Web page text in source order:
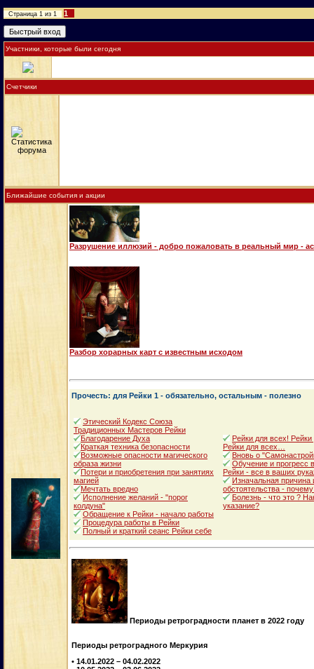
Страница 1 из 1 1
Участники, которые были сегодня
Счетчики
Ближайшие события и акции
Разрушение иллюзий - добро пожаловать в реальный мир -
Разбор хорарных карт с известным исходом
Прочесть: для Рейки 1 - обязательно, остальным - полезно
Этический Кодекс Союза
Традиционных Мастеров Рейки
Благодарение Духа
Краткая техника безопасности
Возможные опасности магического
образа жизни
Потери и приобретения при занятиях
магией
Мечтать вредно
Исполнение желаний - "порог
колдуна"
Обращение к Рейки - начало работы
Процедура работы в Рейки
Полный и краткий сеанс Рейки себе
Рейки для всех!
Рейки для всех…
Вновь о
Обучение и прогресс
Рейки - все в ваших
Изначальная
обстоятельства -
Болезнь - что это ?
указание?
Периоды ретроградности планет в 2022 году
Периоды ретроградного Меркурия
• 14.01.2022 – 04.02.2022